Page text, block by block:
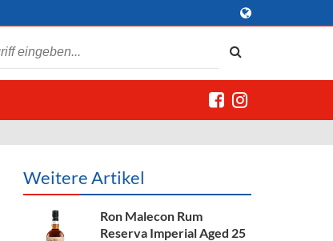
Weitere Artikel
Ron Malecon Rum
Reserva Imperial Aged 25